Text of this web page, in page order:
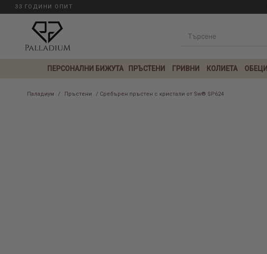
33 ГОДИНИ ОПИТ
ПЕРСОНАЛНИ БИЖУТА ПРЪСТЕНИ ГРИВНИ КОЛИЕТА ОБЕЦИ
Паладиум / Пръстени / Сребърен пръстен с кристали от Sw® SP624